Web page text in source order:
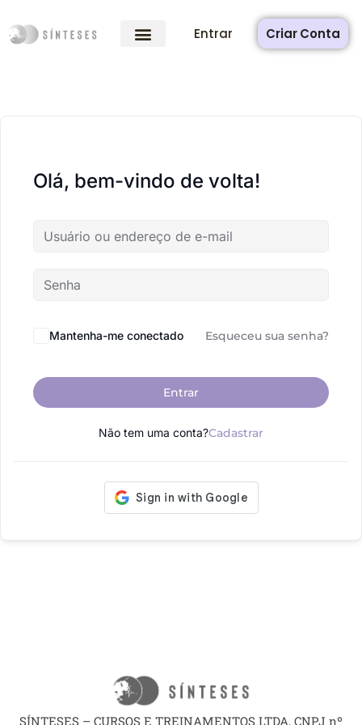
Entrar Criar Conta
Olá, bem-vindo de volta!
Mantenha-me conectado Esqueceu sua senha?
Entrar
Não tem uma conta?Cadastrar
SÍNTESES – CURSOS E TREINAMENTOS LTDA, CNPJ nº